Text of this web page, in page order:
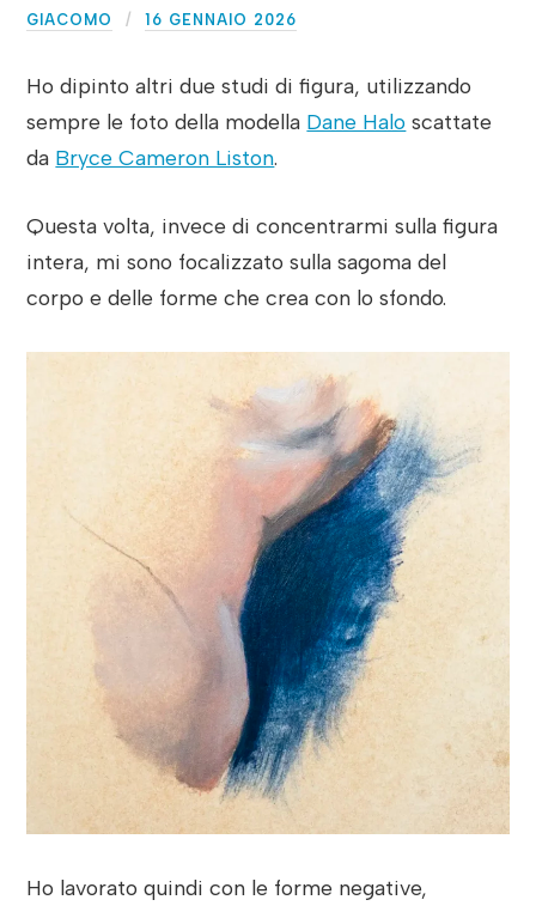
GIACOMO 16 GENNAIO 2026
Ho dipinto altri due studi di figura, utilizzando
sempre le foto della modella Dane Halo scattate
da Bryce Cameron Liston.
Questa volta, invece di concentrarmi sulla figura
intera, mi sono focalizzato sulla sagoma del
corpo e delle forme che crea con lo sfondo.
Ho lavorato quindi con le forme negative,